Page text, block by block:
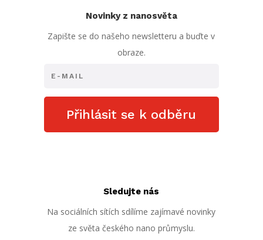
Novinky z nanosvěta
Zapište se do našeho newsletteru a buďte v
obraze.
Přihlásit se k odběru
Sledujte nás
Na sociálních sítích sdílíme zajímavé novinky
ze světa českého nano průmyslu.